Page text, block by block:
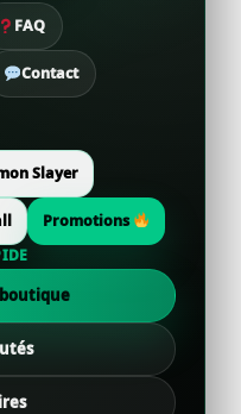
FAQ
Contact
Slayer
Promotions